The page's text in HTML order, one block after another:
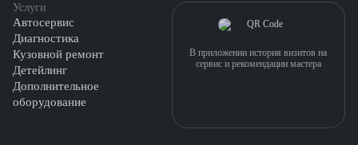
Услуги
Автосервис
Диагностика
Кузовной ремонт
Детейлинг
Дополнительное
оборудование
В приложении история визитов на
сервис и рекомендации мастера